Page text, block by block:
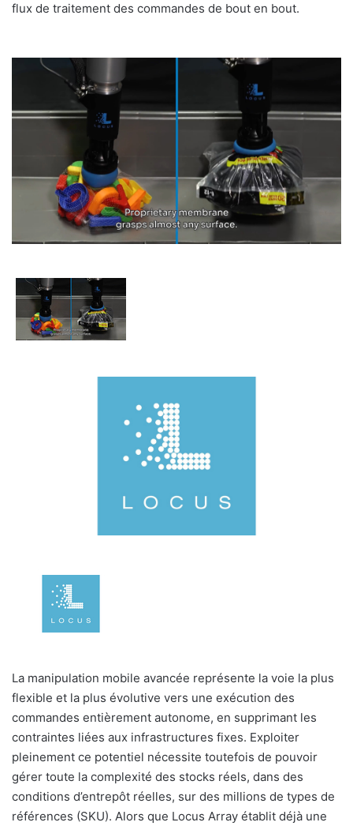
flux de traitement des commandes de bout en bout.
La manipulation mobile avancée représente la voie la plus
flexible et la plus évolutive vers une exécution des
commandes entièrement autonome, en supprimant les
contraintes liées aux infrastructures fixes. Exploiter
pleinement ce potentiel nécessite toutefois de pouvoir
gérer toute la complexité des stocks réels, dans des
conditions d’entrepôt réelles, sur des millions de types de
références (SKU). Alors que Locus Array établit déjà une